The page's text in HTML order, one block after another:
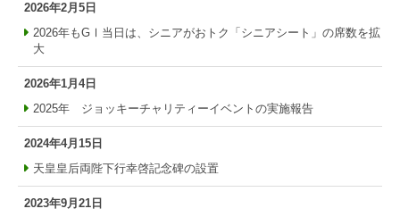
2026年2月5日
2026年もGⅠ当日は、シニアがおトク「シニアシート」の席数を拡
大
2026年1月4日
2025年 ジョッキーチャリティーイベントの実施報告
2024年4月15日
天皇皇后両陛下行幸啓記念碑の設置
2023年9月21日